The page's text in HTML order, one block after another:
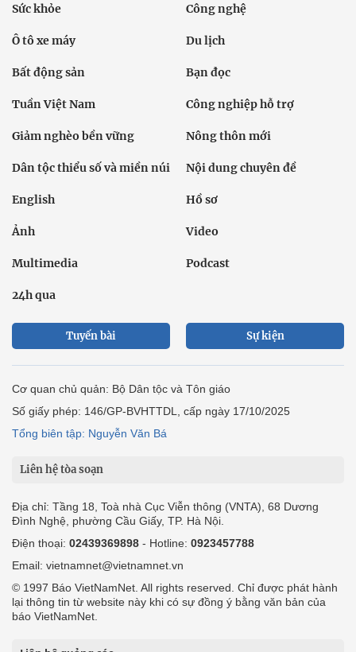
Sức khỏe Công nghệ
Ô tô xe máy Du lịch
Bất động sản Bạn đọc
Tuần Việt Nam Công nghiệp hỗ trợ
Giảm nghèo bền vững Nông thôn mới
Dân tộc thiểu số và miền núi Nội dung chuyên đề
English Hồ sơ
Ảnh Video
Multimedia Podcast
24h qua
Tuyến bài Sự kiện
Cơ quan chủ quản: Bộ Dân tộc và Tôn giáo
Số giấy phép: 146/GP-BVHTTDL, cấp ngày 17/10/2025
Tổng biên tập: Nguyễn Văn Bá
Liên hệ tòa soạn
Địa chỉ: Tầng 18, Toà nhà Cục Viễn thông (VNTA), 68 Dương
Đình Nghệ, phường Cầu Giấy, TP. Hà Nội.
Điện thoại: 02439369898 - Hotline: 0923457788
Email: vietnamnet@vietnamnet.vn
© 1997 Báo VietNamNet. All rights reserved. Chỉ được phát hành
lại thông tin từ website này khi có sự đồng ý bằng văn bản của
báo VietNamNet.